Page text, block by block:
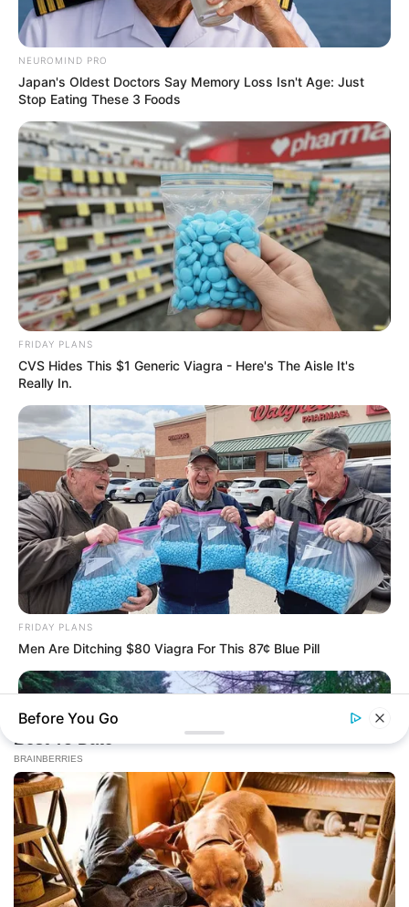
NEUROMIND PRO
Japan's Oldest Doctors Say Memory Loss Isn't Age: Just
Stop Eating These 3 Foods
FRIDAY PLANS
CVS Hides This $1 Generic Viagra - Here's The Aisle It's
Really In.
FRIDAY PLANS
Men Are Ditching $80 Viagra For This 87¢ Blue Pill
BUZZDAY
Before You Go